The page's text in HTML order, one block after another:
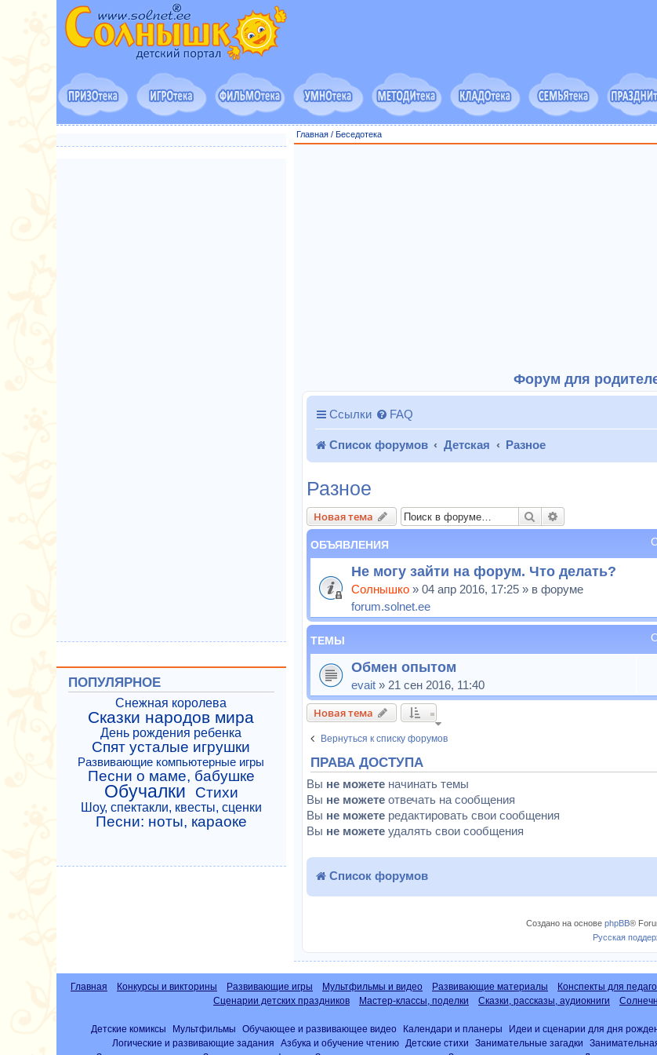
Главная/ Беседотека
Форум для
Ссылки FAQ
Список форумов Детская Разное
Разное
Новая тема Поиск
ОБЪЯВЛЕНИЯ
Не могу зайти на форум. Что делать?
Солнышко» 04 апр 2016, 17:25 » в форуме
forum.solnet.ee
ТЕМЫ
Обмен опытом
evait» 21 сен 2016, 11:40
Новая тема
Вернуться к списку форумов
ПРАВА ДОСТУПА
Вы не можетеначинать темы
Вы не можетеотвечать на сообщения
Вы не можетередактировать свои сообщения
Вы не можетеудалять свои сообщения
Список форумов
Создано на основеphpBB®
Русская
ПОПУЛЯРНОЕ
Снежная королева
Сказки народов мира
День рождения ребенка
Спят усталые игрушки
Развивающие компьютерные игры
Песни о маме, бабушке
Обучалки Стихи
Шоу, спектакли, квесты, сценки
Песни: ноты, караоке
Главная Конкурсы и викторины Развивающие игры Мультфильмы и видео Развивающие материалы Конспекты для
Сценарии детских праздников
Мастер-классы, поделки Сказки, рассказы, аудиокниги
Детские комиксы Мультфильмы Обучающее и развивающее видео Календари и планеры Идеи и сценарии для дня
Логические и развивающие задания
Азбука и обучение чтению Детские стихи Занимательные загадки